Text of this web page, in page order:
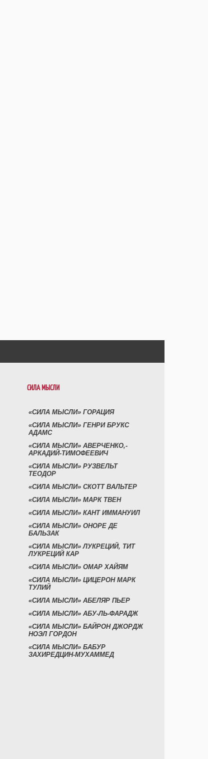
СИЛА МЫСЛИ
«СИЛА МЫСЛИ» ГОРАЦИЯ
«СИЛА МЫСЛИ» ГЕНРИ БРУКС
АДАМС
«СИЛА МЫСЛИ» АВЕРЧЕНКО,-
АРКАДИЙ-ТИМОФЕЕВИЧ
«СИЛА МЫСЛИ» РУЗВЕЛЬТ
ТЕОДОР
«СИЛА МЫСЛИ» СКОТТ ВАЛЬТЕР
«СИЛА МЫСЛИ» МАРК ТВЕН
«СИЛА МЫСЛИ» КАНТ ИММАНУИЛ
«СИЛА МЫСЛИ» ОНОРЕ ДЕ
БАЛЬЗАК
«СИЛА МЫСЛИ» ЛУКРЕЦИЙ, ТИТ
ЛУКРЕЦИЙ КАР
«СИЛА МЫСЛИ» ОМАР ХАЙЯМ
«СИЛА МЫСЛИ» ЦИЦЕРОН МАРК
ТУЛИЙ
«СИЛА МЫСЛИ» АБЕЛЯР ПЬЕР
«СИЛА МЫСЛИ» АБУ-ЛЬ-ФАРАДЖ
«СИЛА МЫСЛИ» БАЙРОН ДЖОРДЖ
НОЭЛ ГОРДОН
«СИЛА МЫСЛИ» БАБУР
ЗАХИРЕДЦИН-МУХАММЕД